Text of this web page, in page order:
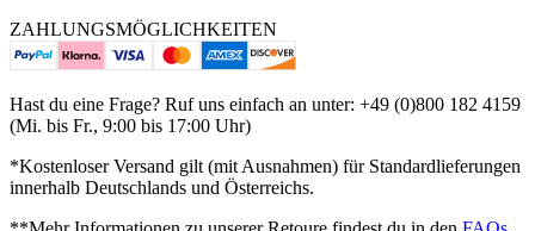
ZAHLUNGSMÖGLICHKEITEN
Hast du eine Frage? Ruf uns einfach an unter: +49 (0)800 182 4159
(Mi. bis Fr., 9:00 bis 17:00 Uhr)
*Kostenloser Versand gilt (mit Ausnahmen) für Standardlieferungen
innerhalb Deutschlands und Österreichs.